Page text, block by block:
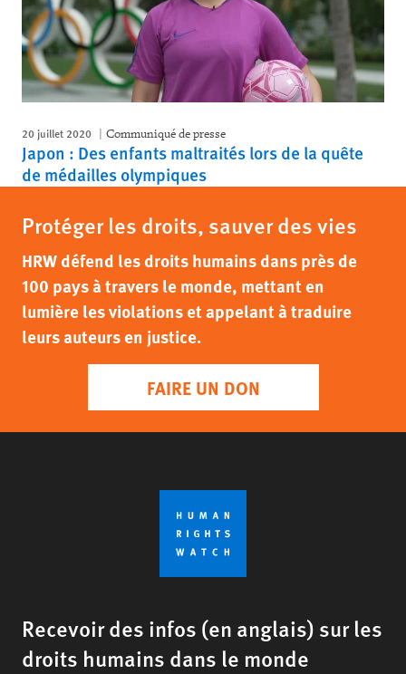
20 juillet 2020 Communiqué de presse
Japon : Des enfants maltraités lors de la quête
de médailles olympiques
Protéger les droits, sauver des vies
HRW défend les droits humains dans près de
100 pays à travers le monde, mettant en
lumière les violations et appelant à traduire
leurs auteurs en justice.
FAIRE UN DON
Recevoir des infos (en anglais) sur les
droits humains dans le monde